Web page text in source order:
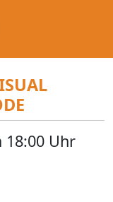
18:00 Uhr